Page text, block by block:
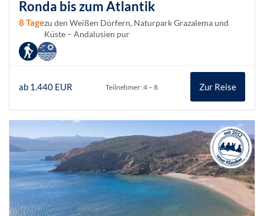
Ronda bis zum Atlantik
8 Tagezu den Weißen Dörfern, Naturpark Grazalema und
Küste – Andalusien pur
ab 1.440 EUR Teilnehmer: 4 – 8 Zur Reise